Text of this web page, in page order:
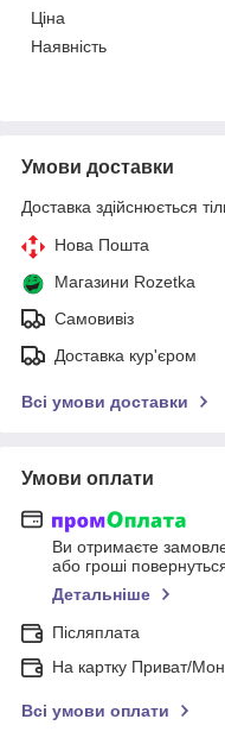
Ціна
Наявність
Умови доставки
Доставка здійснюється
Нова Пошта
Магазини Rozetka
Самовивіз
Доставка кур'єром
Всі умови доставки
Умови оплати
Ви отримаєте
або гроші
Детальніше
Післяплата
На картку Приват/
Всі умови оплати